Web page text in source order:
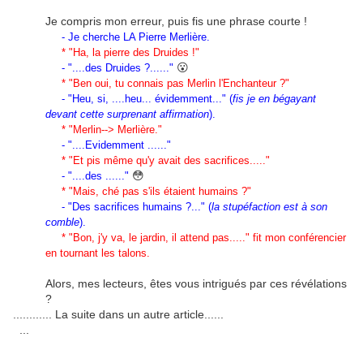
Je compris mon erreur, puis fis une phrase courte !
- Je cherche LA Pierre Merlière.
* "Ha, la pierre des Druides !"
- "....des Druides ?......" 😮
* "Ben oui, tu connais pas Merlin l'Enchanteur ?"
- "Heu, si, ....heu... évidemment..." (fis je en bégayant
devant cette surprenant affirmation).
* "Merlin--> Merlière."
- "....Evidemment ......"
* "Et pis même qu'y avait des sacrifices....."
- "....des ......" 😳
* "Mais, ché pas s'ils étaient humains ?"
- "Des sacrifices humains ?..." (la stupéfaction est à son
comble).
* "Bon, j'y va, le jardin, il attend pas....." fit mon conférencier
en tournant les talons.
Alors, mes lecteurs, êtes vous intrigués par ces révélations
?
............ La suite dans un autre article......